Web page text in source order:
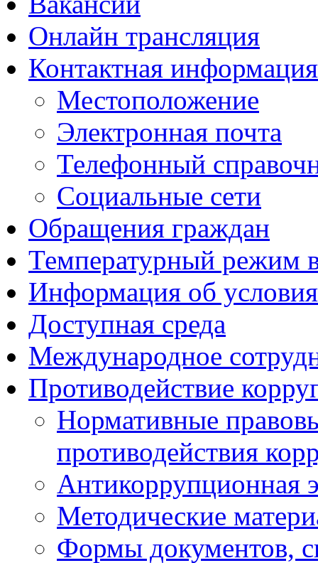
Онлайн трансляция
Контактная информация
Местоположение
Электронная почта
Телефонный
Социальные сети
Обращения граждан
Температурный режим
Информация об
Доступная среда
Международное
Противодействие
Нормативные
противодействия
Антикоррупционная
Методические
Формы документов,